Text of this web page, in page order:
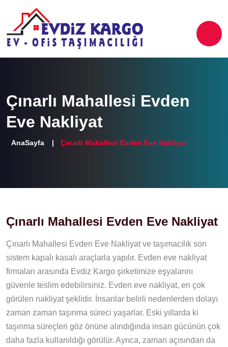
Çınarlı Mahallesi Evden
Eve Nakliyat
AnaSayfa Çınarlı Mahallesi Evden Eve Nakliyat
Çınarlı Mahallesi Evden Eve Nakliyat
Çınarlı Mahallesi Evden Eve Nakliyat ve taşımacılık son
sistem kapalı kasalı araçlarla yapılır. Evden eve nakliyat
firmaları arasında Evdiz Kargo şirketimize eşyalarını
güvenle teslim edebilirsiniz. Evden eve nakliyat, en çok
görülen nakliyat şeklidir. İnsanlar belirli nedenlerden dolayı
zaman zaman taşınma süreci yaşarlar. Eski yıllarda ki
taşınma süreçleri göz önüne alındığında insan gücünün çok
daha fazla kullanıldığı görülür. Ayrıca, zaman açısından da